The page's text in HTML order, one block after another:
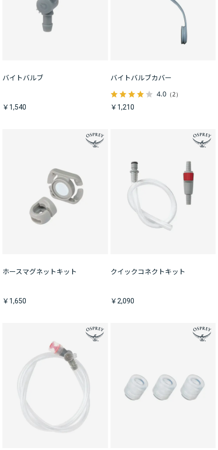
バイトバルブ
￥1,540
バイトバルブカバー
4.0（2）
￥1,210
ホースマグネットキット
￥1,650
クイックコネクトキット
￥2,090